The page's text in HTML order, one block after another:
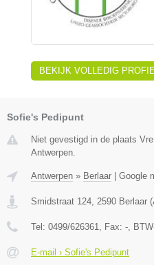
BEKIJK VOLLEDIG
Sofie's Pedipunt
Niet gevestigd in de plaats
Antwerpen.
Antwerpen » Berlaar Google
Smidstraat 124 2590 Berlaar (
Tel: 0499/626361 , Fax: - ,
E-mail › Sofie's Pedipunt